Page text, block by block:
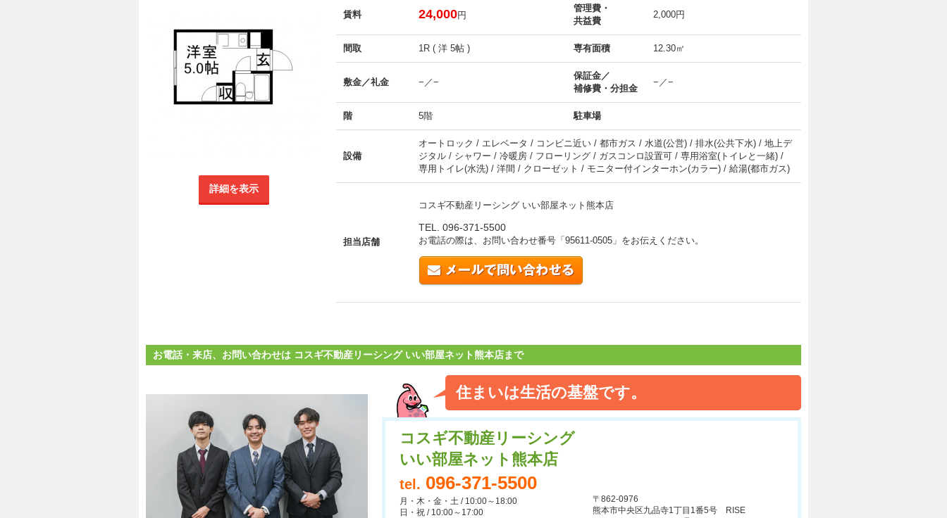
詳細を表示
賃料 24,000円
管理費・
共益費
2,000円
間取 1R ( 洋 5帖 ) 専有面積 12.30㎡
敷金／礼金 −／−
保証金／
補修費・分担金
−／−
階 5階 駐車場
設備
オートロック / エレベータ / コンビニ近い / 都市ガス / 水道(公営) / 排水(公共下水) / 地上デ
ジタル / シャワー / 冷暖房 / フローリング / ガスコンロ設置可 / 専用浴室(トイレと一緒) /
専用トイレ(水洗) / 洋間 / クローゼット / モニター付インターホン(カラー) / 給湯(都市ガス)
担当店舗
コスギ不動産リーシング いい部屋ネット熊本店
TEL. 096-371-5500
お電話の際は、お問い合わせ番号「 95611-0505 」をお伝えください。
お電話・来店、お問い合わせは コスギ不動産リーシング いい部屋ネット熊本店まで
住まいは生活の基盤です。
コスギ不動産リーシング
いい部屋ネット熊本店
tel. 096-371-5500
月・木・金・土 / 10:00～18:00
日・祝 / 10:00～17:00
〒862-0976
熊本市中央区九品寺1丁目1番5号 RISE